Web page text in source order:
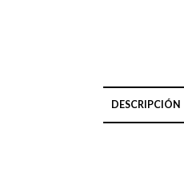
DESCRIPCIÓN